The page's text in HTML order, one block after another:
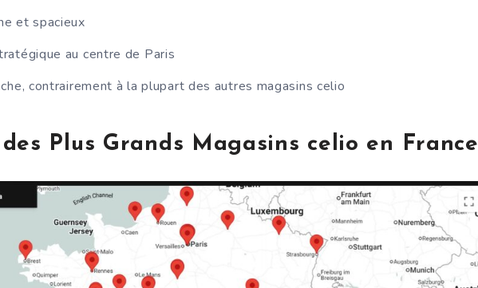
et spacieux
au centre de Paris
contrairement à la plupart des autres magasins celio
Plus Grands Magasins celio en France